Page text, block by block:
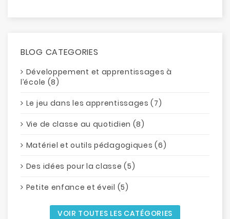
BLOG CATEGORIES
Développement et apprentissages à
l’école (8)
Le jeu dans les apprentissages (7)
Vie de classe au quotidien (8)
Matériel et outils pédagogiques (6)
Des idées pour la classe (5)
Petite enfance et éveil (5)
VOIR TOUTES LES CATÉGORIES